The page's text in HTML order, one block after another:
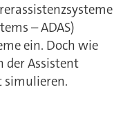
– ADAS)
ein. Doch wie
der Assistent
simulieren.